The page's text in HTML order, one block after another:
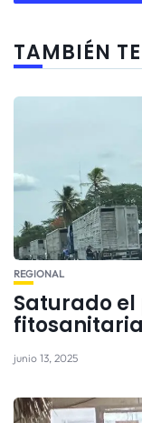
TAMBIÉN
REGIONAL
Saturado
fitosanitaria
junio 13, 2025